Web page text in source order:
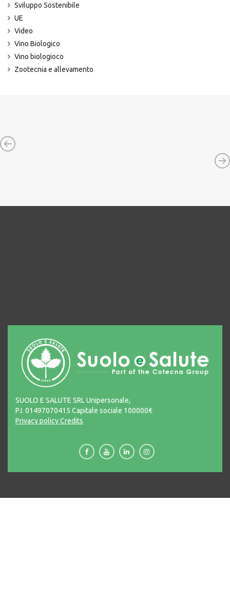
Sviluppo Sostenibile
UE
Video
Vino Biologico
Vino biologioco
Zootecnia e allevamento
SUOLO E SALUTE SRL Unipersonale,
P.I. 01497070415 Capitale sociale 100000€
Privacy policyCredits